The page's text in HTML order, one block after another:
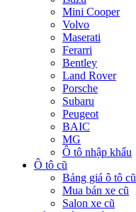
Mini Cooper
Volvo
Maserati
Ferarri
Bentley
Land Rover
Porsche
Subaru
Peugeot
BAIC
MG
Ô tô nhập khẩu
Ô tô cũ
Bảng giá ô tô cũ
Mua bán xe cũ
Salon xe cũ